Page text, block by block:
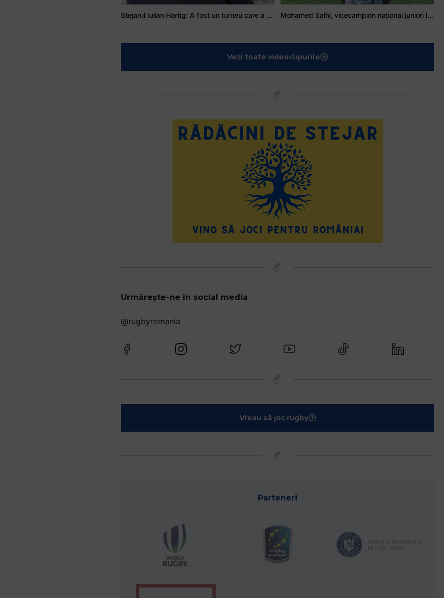
Stejarul Iulian Hartig: A fost un turneu care a unit mai mult echipa Mohamed Salhi, vicecampion național juniori I: Rugby-ul te învață să accepți și înfrângerile
Vezi toate videoclipurile
Urmărește-ne în social media
@rugbyromania
Vreau să joc rugby
Parteneri